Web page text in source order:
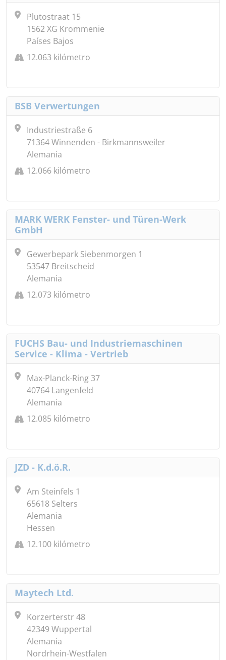
Plutostraat 15
1562 XG Krommenie
Países Bajos
12.063 kilómetro
BSB Verwertungen
Industriestraße 6
71364 Winnenden - Birkmannsweiler
Alemania
12.066 kilómetro
MARK WERK Fenster- und Türen-Werk
GmbH
Gewerbepark Siebenmorgen 1
53547 Breitscheid
Alemania
12.073 kilómetro
FUCHS Bau- und Industriemaschinen
Service - Klima - Vertrieb
Max-Planck-Ring 37
40764 Langenfeld
Alemania
12.085 kilómetro
JZD - K.d.ö.R.
Am Steinfels 1
65618 Selters
Alemania
Hessen
12.100 kilómetro
Maytech Ltd.
Korzerterstr 48
42349 Wuppertal
Alemania
Nordrhein-Westfalen